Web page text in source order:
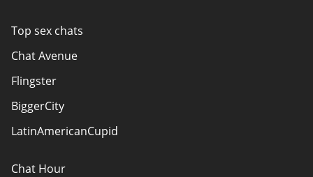
Top sex chats
Chat Avenue
Flingster
BiggerCity
LatinAmericanCupid
Chat Hour